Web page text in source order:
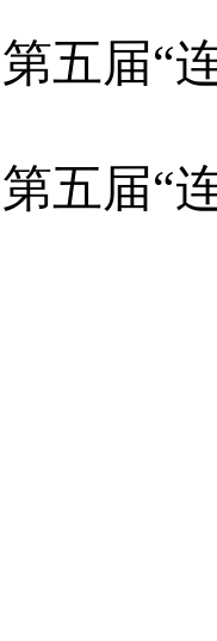
第五届“
第五届“